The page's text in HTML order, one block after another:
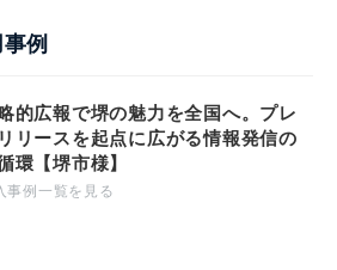
例
的広報で堺の魅力を全国へ。プレ
リースを起点に広がる情報発信の
環【堺市様】
事例一覧を見る